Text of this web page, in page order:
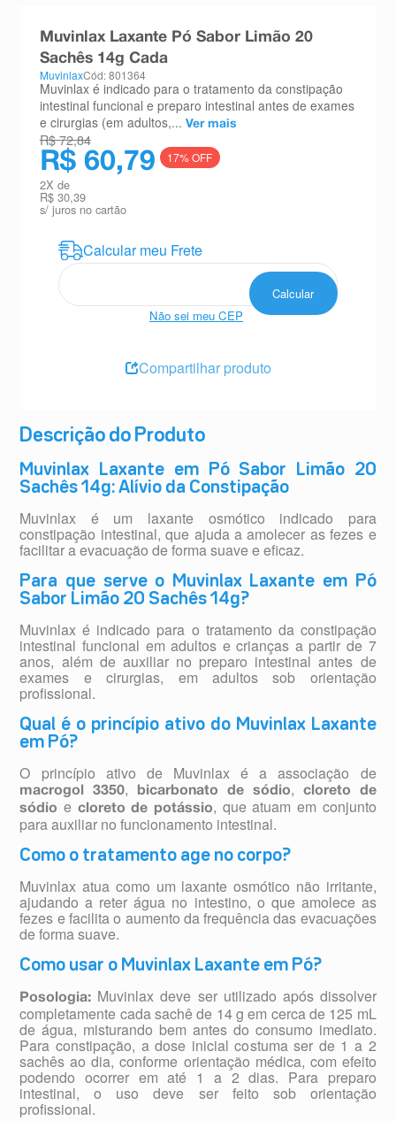
Descrição do Produto
Muvinlax Laxante em Pó Sabor Limão 20
Sachês 14g: Alívio da Constipação
Muvinlax é um laxante osmótico indicado para
constipação intestinal, que ajuda a amolecer as fezes e
facilitar a evacuação de forma suave e eficaz.
Para que serve o Muvinlax Laxante em Pó
Sabor Limão 20 Sachês 14g?
Muvinlax é indicado para o tratamento da constipação
intestinal funcional em adultos e crianças a partir de 7
anos, além de auxiliar no preparo intestinal antes de
exames e cirurgias, em adultos sob orientação
profissional.
Qual é o princípio ativo do Muvinlax Laxante
em Pó?
O princípio ativo de Muvinlax é a associação de
macrogol 3350, bicarbonato de sódio,
cloreto de
sódio e cloreto de potássio, que atuam em conjunto
para auxiliar no funcionamento intestinal.
Como o tratamento age no corpo?
Muvinlax atua como um laxante osmótico não irritante,
ajudando a reter água no intestino, o que amolece as
fezes e facilita o aumento da frequência das evacuações
de forma suave.
Como usar o Muvinlax Laxante em Pó?
Posologia: Muvinlax deve ser utilizado após dissolver
completamente cada sachê de 14 g em cerca de 125 mL
de água, misturando bem antes do consumo imediato.
Para constipação, a dose inicial costuma ser de 1 a 2
sachês ao dia, conforme orientação médica, com efeito
podendo ocorrer em até 1 a 2 dias. Para preparo
intestinal, o uso deve ser feito sob orientação
profissional.
Muvinlax Laxante Pó Sabor Limão 20
Sachês 14g Cada
MuvinlaxCód: 801364
Muvinlax é indicado para o tratamento da constipação
intestinal funcional e preparo intestinal antes de exames
e cirurgias (em adultos,... Ver mais
R$ 72,84
R$ 60,79 17% OFF
2X de
R$ 30,39
s/ juros no cartão
Não sei meu CEP
Compartilhar produto
esmalte
10ºabsorvente